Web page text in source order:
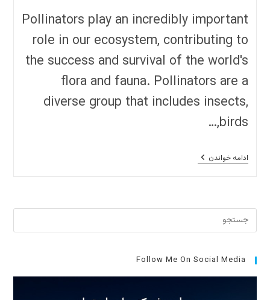
Pollinators play an incredibly important
role in our ecosystem, contributing to
the success and survival of the world's
flora and fauna. Pollinators are a
diverse group that includes insects,
birds,…
ادامه خواندنThe
Crucial
In
کلید
Follow Me On Social Media